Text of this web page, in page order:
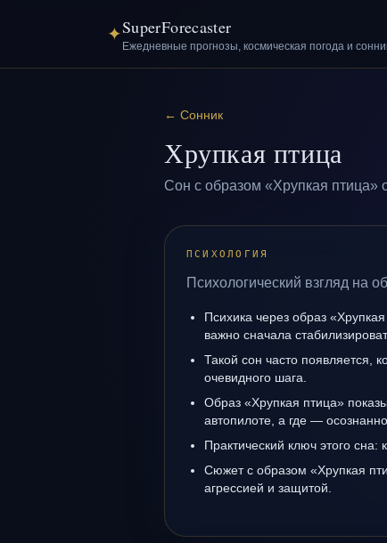
✦SuperForecaster
Ежедневные прогнозы, космическая погода и
← Сонник
Хрупкая птица
Сон с образом «Хрупкая птица»
ПСИХОЛОГИЯ
Психологический взгляд на
Психика через образ
важно сначала
Такой сон часто появляется,
очевидного шага.
Образ «Хрупкая птица»
автопилоте, а где — осознанно.
Практический ключ этого сна:
Сюжет с образом «Хрупкая
агрессией и защитой.